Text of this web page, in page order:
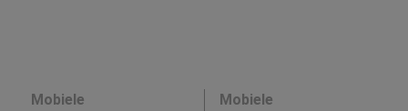
Mobiele
Mobiele